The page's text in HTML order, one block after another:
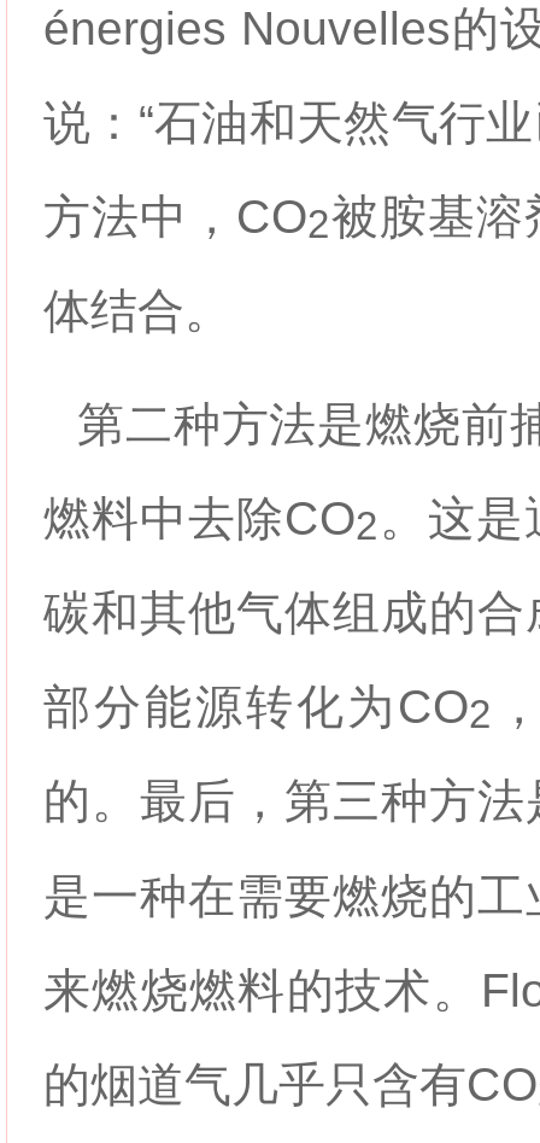
énergies Nouvelles的
说：“石油和天然气行
方法中， CO2被胺基溶
体结合。
第二种方法是燃烧前
燃料中去除CO2。这
碳和其他气体组成的
部分能源转化为CO2
的。最后，第三种方
是一种在需要燃烧的
来燃烧燃料的技术。
的烟道气几乎只含有CO